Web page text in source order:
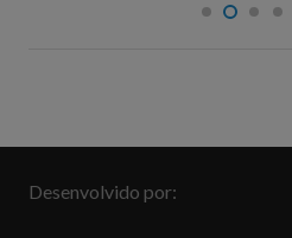
Desenvolvido por: